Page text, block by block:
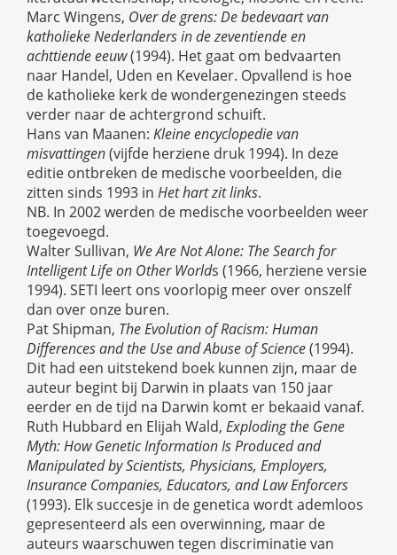
Marc Wingens, Over de grens: De bedevaart van
katholieke Nederlanders in de zeventiende en
achttiende eeuw(1994). Het gaat om bedvaarten
naar Handel, Uden en Kevelaer. Opvallend is hoe
de katholieke kerk de wondergenezingen steeds
verder naar de achtergrond schuift.
Hans van Maanen: Kleine encyclopedie van
misvattingen(vijfde herziene druk 1994). In deze
editie ontbreken de medische voorbeelden, die
zitten sinds 1993 in Het hart zit links.
NB. In 2002 werden de medische voorbeelden weer
toegevoegd.
Walter Sullivan, We Are Not Alone: The Search for
Intelligent Life on Other Worlds (1966, herziene versie
1994). SETI leert ons voorlopig meer over onszelf
dan over onze buren.
Pat Shipman, The Evolution of Racism: Human
Differences and the Use and Abuse of Science(1994).
Dit had een uitstekend boek kunnen zijn, maar de
auteur begint bij Darwin in plaats van 150 jaar
eerder en de tijd na Darwin komt er bekaaid vanaf.
Ruth Hubbard en Elijah Wald, Exploding the Gene
Myth: How Genetic Information Is Produced and
Manipulated by Scientists, Physicians, Employers,
Insurance Companies, Educators, and Law Enforcers
(1993). Elk succesje in de genetica wordt ademloos
gepresenteerd als een overwinning, maar de
auteurs waarschuwen tegen discriminatie van